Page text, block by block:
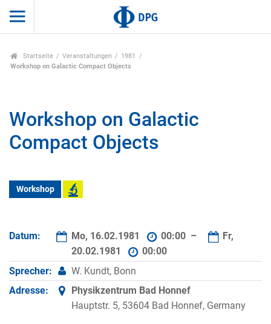
Startseite Veranstaltungen
1981
Workshop on Galactic Compact Objects
Workshop on Galactic
Compact Objects
Workshop
Datum: Mo, 16.02.1981 00:00 –
Fr,
20.02.1981
00:00
Sprecher:
W. Kundt, Bonn
Adresse:
Physikzentrum Bad Honnef
Hauptstr. 5, 53604 Bad Honnef, Germany